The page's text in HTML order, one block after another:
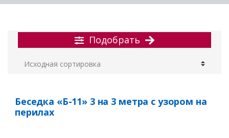
Подобрать
Беседка «Б-11» 3 на 3 метра с узором на
перилах